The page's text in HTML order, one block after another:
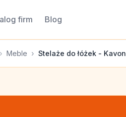
firm Blog
Meble Stelaże do łóżek - Kavon